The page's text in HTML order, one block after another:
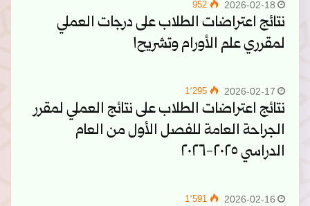
2026-02-18
نتائج اعتراضات الطلاب على درجات العملي
لمقرري علم الأورام وتشريح١
2026-02-17
نتائج اعتراضات الطلاب على نتائج العملي لمقرر
الجراحة العامة للفصل الأول من العام
الدراسي ٢٠٢٥-٢٠٢٦
2026-02-16